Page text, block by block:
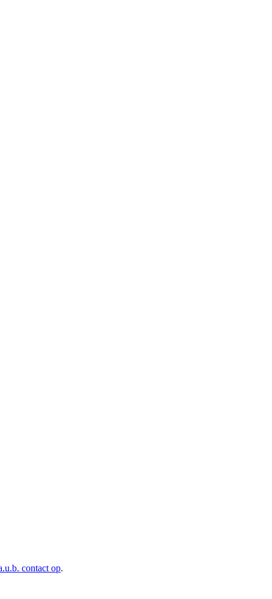
contact op.